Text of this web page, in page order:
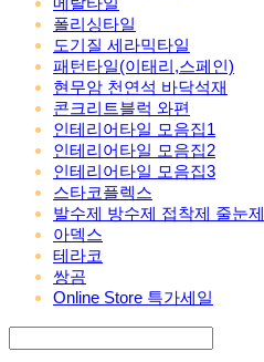
폴리싱타일
도기질 세라믹타일
패턴타일(이태리,스페인)
현무암 천연석 바닥석재
콘크리트블럭 와편
인테리어타일 모음집1
인테리어타일 모음집2
인테리어타일 모음집3
스타코플렉스
발수제 방수제 접착제 줄눈제
아덱스
테라코
쌍곰
Online Store 특가세일